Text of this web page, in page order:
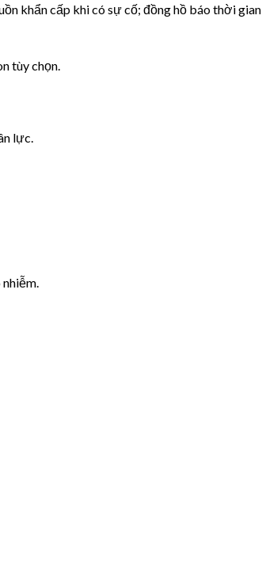
khẩn cấp khi có sự cố; đồng hồ báo thời gian
tùy chọn.
lực.
nhiễm.